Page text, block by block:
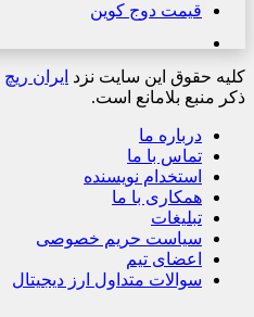
قیمت دوج کوین
کلیه حقوق این سایت نزد ایران ریچ
ذکر منبع بلامانع است.
درباره ما
تماس با ما
استخدام نویسنده
همکاری با ما
تبلیغات
سیاست حریم خصوصی
اعضای تیم
سوالات متداول ارز دیجیتال